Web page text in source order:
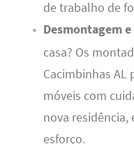
de trabalho de
Desmontagem
casa? Os
Cacimbinhas AL
móveis com
nova
esforço.